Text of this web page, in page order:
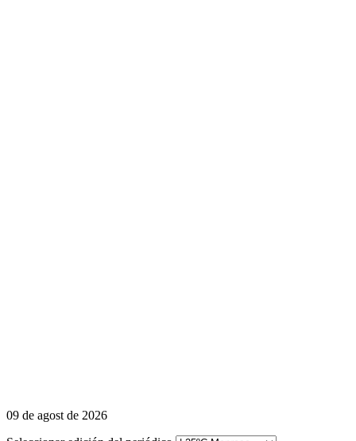
09 de agost de 2026